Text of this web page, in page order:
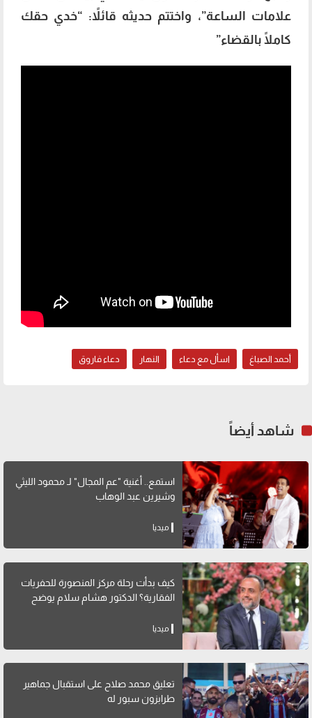
علامات الساعة”، واختتم حديثه قائلاً: “خدي حقك
كاملًا بالقضاء”
أحمد الصباغ اسأل مع دعاء النهار دعاء فاروق
شاهد أيضاً
استمع.. أغنية "عم المجال" لـ محمود الليثي
وشيرين عبد الوهاب
ميديا
كيف بدأت رحلة مركز المنصورة للحفريات
الفقارية؟ الدكتور هشام سلام يوضح
ميديا
تعليق محمد صلاح على استقبال جماهير
طرابزون سبور له